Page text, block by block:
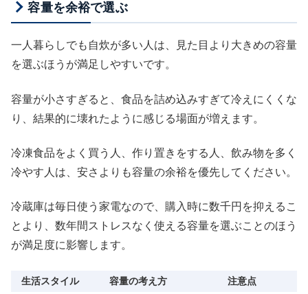
容量を余裕で選ぶ
一人暮らしでも自炊が多い人は、見た目より大きめの容量
を選ぶほうが満足しやすいです。
容量が小さすぎると、食品を詰め込みすぎて冷えにくくな
り、結果的に壊れたように感じる場面が増えます。
冷凍食品をよく買う人、作り置きをする人、飲み物を多く
冷やす人は、安さよりも容量の余裕を優先してください。
冷蔵庫は毎日使う家電なので、購入時に数千円を抑えるこ
とより、数年間ストレスなく使える容量を選ぶことのほう
が満足度に影響します。
生活スタイル 容量の考え方 注意点